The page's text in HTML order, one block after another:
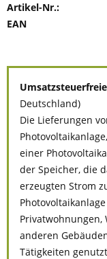
Artikel-Nr.:
EAN
Deutschland)
Die Lieferungen
einer
der Speicher, die
erzeugten Strom
anderen
Tätigkeiten